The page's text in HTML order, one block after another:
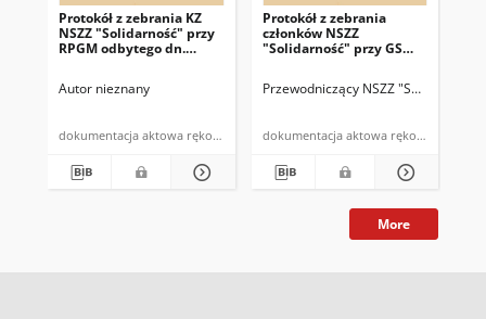
Protokół z zebrania KZ
NSZZ "Solidarność" przy
RPGM odbytego dn.
Autor nieznany
dokumentacja aktowa rękopis
Protokół z zebrania
członków NSZZ
"Solidarność" przy GS
Przewodniczący NSZZ "Solidarność"
dokumentacja aktowa rękopis
More